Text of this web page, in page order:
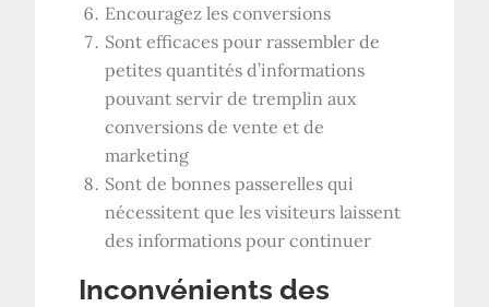
Encouragez les conversions
Sont efficaces pour rassembler de
petites quantités d’informations
pouvant servir de tremplin aux
conversions de vente et de
marketing
Sont de bonnes passerelles qui
nécessitent que les visiteurs laissent
des informations pour continuer
Inconvénients des